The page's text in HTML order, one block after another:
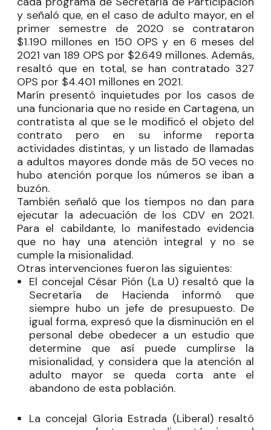
y señaló que, en el caso de adulto mayor, en el
primer semestre de 2020 se contrataron
$1.190 millones en 150 OPS y en 6 meses del
2021 van 189 OPS por $2.649 millones. Además,
resaltó que en total, se han contratado 327
OPS por $4.401 millones en 2021.
Marín presentó inquietudes por los casos de
una funcionaria que no reside en Cartagena, un
contratista al que se le modificó el objeto del
contrato pero en su informe reporta
actividades distintas, y un listado de llamadas
a adultos mayores donde más de 50 veces no
hubo atención porque los números se iban a
buzón.
También señaló que los tiempos no dan para
ejecutar la adecuación de los CDV en 2021.
Para el cabildante, lo manifestado evidencia
que no hay una atención integral y no se
cumple la misionalidad.
Otras intervenciones fueron las siguientes:
El concejal César Pión (La U) resaltó que la
Secretaría de Hacienda informó que
siempre hubo un jefe de presupuesto. De
igual forma, expresó que la disminución en el
personal debe obedecer a un estudio que
determine que así puede cumplirse la
misionalidad, y considera que la atención al
adulto mayor se queda corta ante el
abandono de esta población.
La concejal Gloria Estrada (Liberal) resaltó